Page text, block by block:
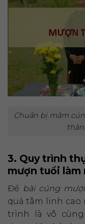
Chuẩn bị mâm
3. Quy trình
mượn tuổi
Để bài cúng
quả tâm linh cao
trình là vô cùng